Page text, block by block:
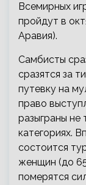
Всемирных
пройдут в
Аравия).
Самбисты
сразятся за
путевку на
право
разыграны не
категориях.
состоится
женщин (до
померятся